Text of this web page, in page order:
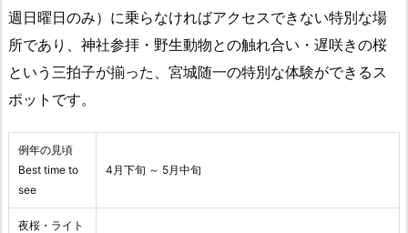
週日曜日のみ）に乗らなければアクセスできない特別な場
所であり、神社参拝・野生動物との触れ合い・遅咲きの桜
という三拍子が揃った、宮城随一の特別な体験ができるス
ポットです。
例年の見頃
Best time to
see
4月下旬 ～ 5月中旬
夜桜・ライト